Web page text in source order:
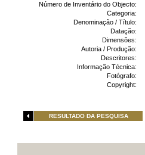
Número de Inventário do Objecto:
Categoria:
Denominação / Título:
Datação:
Dimensões:
Autoria / Produção:
Descritores:
Informação Técnica:
Fotógrafo:
Copyright:
RESULTADO DA PESQUISA